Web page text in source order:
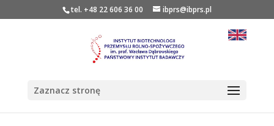
tel. +48 22 606 36 00 ibprs@ibprs.pl
Zaznacz stronę